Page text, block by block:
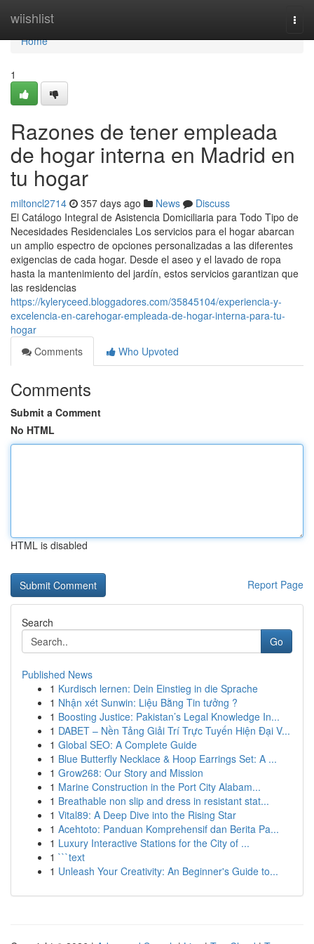
wiishlist
Home
Home
1
Razones de tener empleada
de hogar interna en Madrid en
tu hogar
miltoncl2714 357 days ago News
Discuss
El Catálogo Integral de Asistencia Domiciliaria para Todo Tipo de
Necesidades Residenciales Los servicios para el hogar abarcan
un amplio espectro de opciones personalizadas a las diferentes
exigencias de cada hogar. Desde el aseo y el lavado de ropa
hasta la mantenimiento del jardín, estos servicios garantizan que
las residencias
https://kyleryceed.bloggadores.com/35845104/experiencia-y-
excelencia-en-carehogar-empleada-de-hogar-interna-para-tu-
hogar
Comments
Who Upvoted
Comments
Submit a Comment
No HTML
HTML is disabled
Report Page
Search
Go
Published News
1 Kurdisch lernen: Dein Einstieg in die Sprache
1 Nhận xét Sunwin: Liệu Bằng Tin tưởng ?
1 Boosting Justice: Pakistan’s Legal Knowledge In...
1 DABET – Nền Tảng Giải Trí Trực Tuyến Hiện Đại V...
1 Global SEO: A Complete Guide
1 Blue Butterfly Necklace & Hoop Earrings Set: A ...
1 Grow268: Our Story and Mission
1 Marine Construction in the Port City Alabam...
1 Breathable non slip and dress in resistant stat...
1 Vital89: A Deep Dive into the Rising Star
1 Acehtoto: Panduan Komprehensif dan Berita Pa...
1 Luxury Interactive Stations for the City of ...
1 ```text
1 Unleash Your Creativity: An Beginner's Guide to...